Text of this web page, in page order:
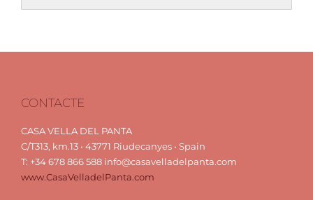
CONTACTE
CASA VELLA DEL PANTA
C/T313, km.13 • 43771 Riudecanyes • Spain
T: +34 678 866 588 info@casavelladelpanta.com
www.CasaVelladelPanta.com